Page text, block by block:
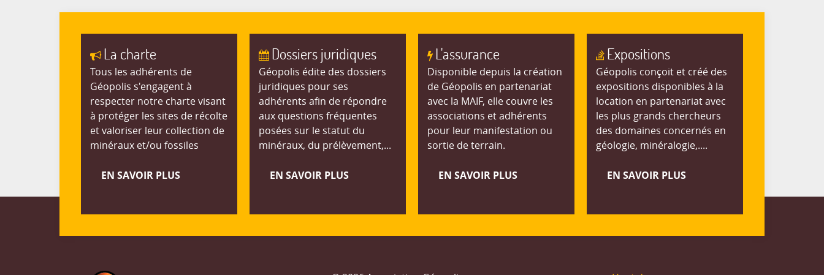
La charte
Tous les adhérents de
Géopolis s'engagent à
respecter notre charte visant
à protéger les sites de récolte
et valoriser leur collection de
minéraux et/ou fossiles
EN SAVOIR PLUS
Dossiers juridiques
Géopolis édite des dossiers
juridiques pour ses
adhérents afin de répondre
aux questions fréquentes
posées sur le statut du
minéraux, du prélèvement,...
EN SAVOIR PLUS
L'assurance
Disponible depuis la création
de Géopolis en partenariat
avec la MAIF, elle couvre les
associations et adhérents
pour leur manifestation ou
sortie de terrain.
EN SAVOIR PLUS
Expositions
Géopolis conçoit et créé des
expositions disponibles à la
location en partenariat avec
les plus grands chercheurs
des domaines concernés en
géologie, minéralogie,....
EN SAVOIR PLUS